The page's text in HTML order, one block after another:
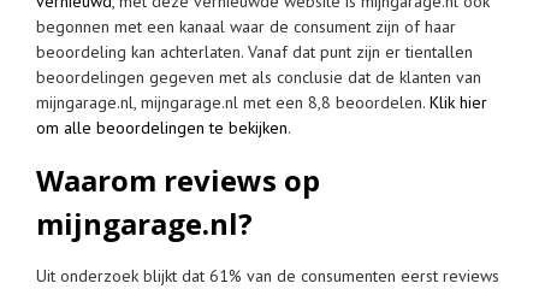
begonnen met een kanaal waar de consument zijn of haar
beoordeling kan achterlaten. Vanaf dat punt zijn er tientallen
beoordelingen gegeven met als conclusie dat de klanten van
mijngarage.nl, mijngarage.nl met een 8,8 beoordelen. Klik hier
om alle beoordelingen te bekijken.
Waarom reviews op
mijngarage.nl?
Uit onderzoek blijkt dat 61% van de consumenten eerst reviews